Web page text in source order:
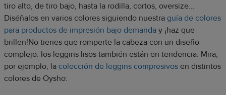
tiro alto, de tiro bajo, hasta la rodilla, cortos, oversize…
Diséñalos en varios colores siguiendo nuestra guía de colores
para productos de impresión bajo demanda y ¡haz que
brillen!No tienes que romperte la cabeza con un diseño
complejo: los leggins lisos también están en tendencia. Mira,
por ejemplo, la colección de leggins compresivos en distintos
colores de Oysho: